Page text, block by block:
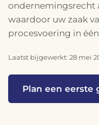
ondernemingsrecht
waardoor uw zaak
procesvoering in
Laatst bijgewerkt: 28 mei
Plan een eerste